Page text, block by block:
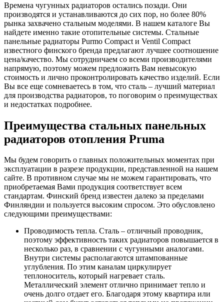
Времена чугунных радиаторов остались позади. Они
производятся и устанавливаются до сих пор, но более 80%
рынка захвачено стальным моделями. В нашем каталоге Вы
найдете именно такие отопительные системы. Стальные
панельные радиаторы Purmo Compact и Ventil Compact
известного финского бренда предлагают лучшее соотношение
цена/качество. Мы сотрудничаем со всеми производителями
напрямую, поэтому можем предложить Вам невысокую
стоимость и лично проконтролировать качество изделий. Если
Вы все еще сомневаетесь в том, что сталь – лучший материал
для производства радиаторов, то поговорим о преимуществах
и недостатках подробнее.
Преимущества стальных панельных
радиаторов отопления Pruma
Мы будем говорить о главных положительных моментах при
эксплуатации в разрезе продукции, представленной на нашем
сайте. В противном случае мы не можем гарантировать, что
приобретаемая Вами продукция соответствует всем
стандартам. Финский бренд известен далеко за пределами
Финляндии и пользуется высоким спросом. Это обусловлено
следующими преимуществами:
Проводимость тепла. Сталь – отличный проводник,
поэтому эффективность таких радиаторов повышается в
несколько раз, в сравнении с чугунными аналогами.
Внутри системы располагаются штампованные
углубления. По этим каналам циркулирует
теплоноситель, который нагревает сталь.
Металлический элемент отлично принимает тепло и
очень долго отдает его. Благодаря этому квартира или